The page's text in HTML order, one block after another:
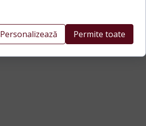
Personalizează Permite toate